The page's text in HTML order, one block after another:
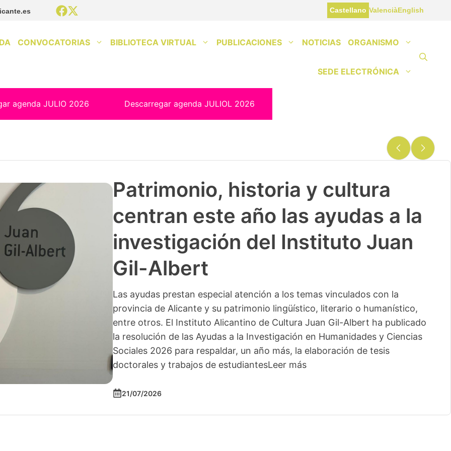
Castellano ValenciàEnglish
CONVOCATORIAS BIBLIOTECA VIRTUAL PUBLICACIONES NOTICIAS ORGANISMO
SEDE ELECTRÓNICA
agenda JULIO 2026 Descarregar agenda JULIOL 2026
Patrimonio, historia y cultura
centran este año las ayudas a la
investigación del Instituto Juan
Gil-Albert
Las ayudas prestan especial atención a los temas vinculados con la
provincia de Alicante y su patrimonio lingüístico, literario o humanístico,
entre otros. El Instituto Alicantino de Cultura Juan Gil-Albert ha publicado
la resolución de las Ayudas a la Investigación en Humanidades y Ciencias
Sociales 2026 para respaldar, un año más, la elaboración de tesis
doctorales y trabajos de estudiantesLeer más
21/07/2026